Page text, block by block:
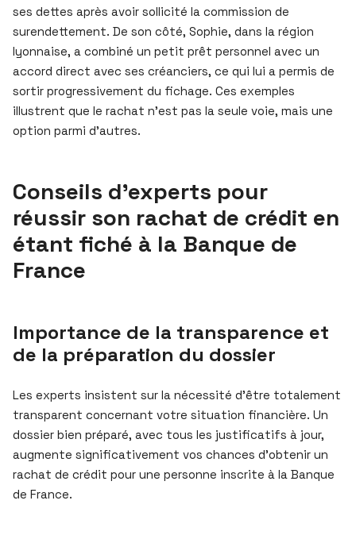
ses dettes après avoir sollicité la commission de
surendettement. De son côté, Sophie, dans la région
lyonnaise, a combiné un petit prêt personnel avec un
accord direct avec ses créanciers, ce qui lui a permis de
sortir progressivement du fichage. Ces exemples
illustrent que le rachat n’est pas la seule voie, mais une
option parmi d’autres.
Conseils d’experts pour
réussir son rachat de crédit en
étant fiché à la Banque de
France
Importance de la transparence et
de la préparation du dossier
Les experts insistent sur la nécessité d’être totalement
transparent concernant votre situation financière. Un
dossier bien préparé, avec tous les justificatifs à jour,
augmente significativement vos chances d’obtenir un
rachat de crédit pour une personne inscrite à la Banque
de France.